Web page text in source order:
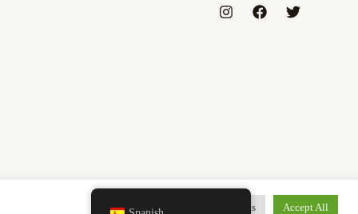
Cookie Settings Accept All